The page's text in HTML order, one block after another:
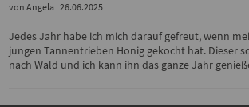
vonAngela | 26.06.2025
Jedes Jahr habe ich mich darauf gefreut, wenn
jungen Tannentrieben Honig gekocht hat. Dieser
nach Wald und ich kann ihn das ganze Jahr